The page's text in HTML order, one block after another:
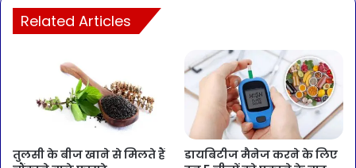
Related Articles
तुलसी के बीज खाने से मिलते हैं
डायबिटीज मैनेज करने के लिए